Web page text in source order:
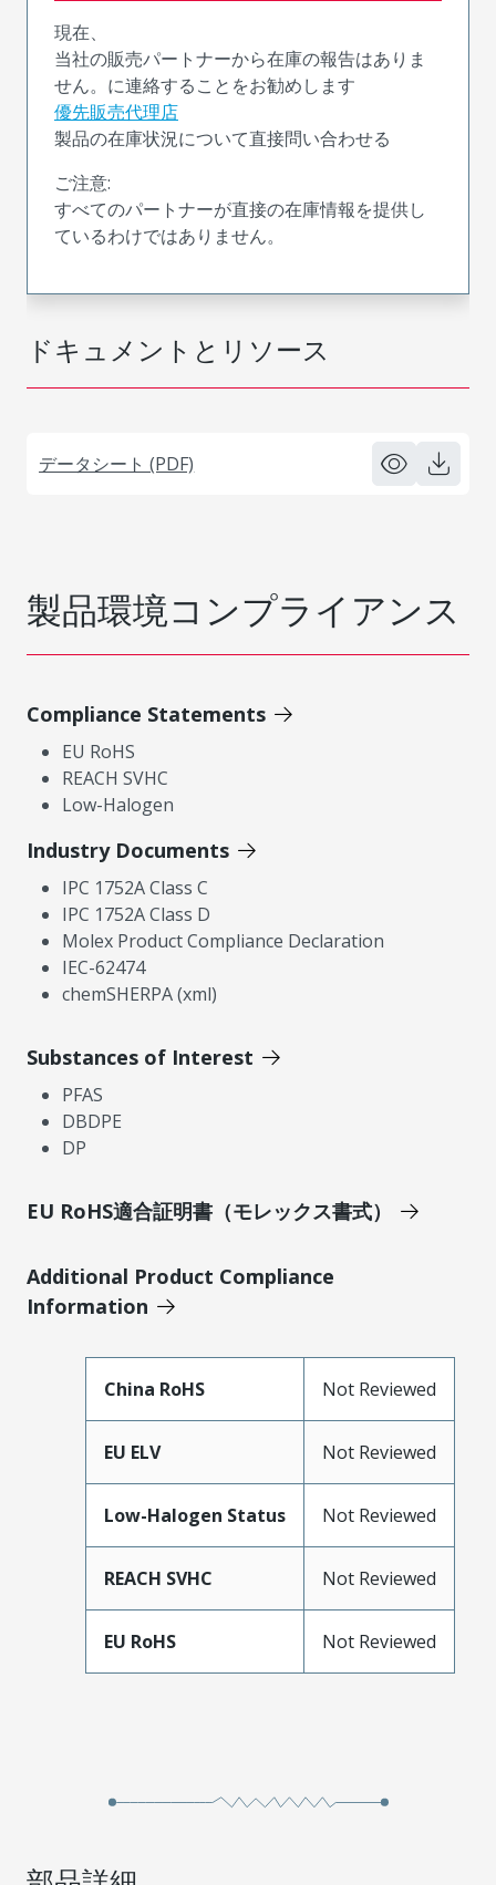
ドキュメントとリソース
データシート (PDF)
現在、
当社の販売パートナーから在庫の報告はありま
せん。に連絡することをお勧めします
優先販売代理店
製品の在庫状況について直接問い合わせる
ご注意:
すべてのパートナーが直接の在庫情報を提供し
ているわけではありません。
製品環境コンプライアンス
Compliance Statements
EU RoHS
REACH SVHC
Low-Halogen
Industry Documents
IPC 1752A Class C
IPC 1752A Class D
Molex Product Compliance Declaration
IEC-62474
chemSHERPA (xml)
Substances of Interest
PFAS
DBDPE
DP
EU RoHS適合証明書（モレックス書式）
Additional Product Compliance
Information
China RoHS Not Reviewed
EU ELV Not Reviewed
Low-Halogen Status Not Reviewed
REACH SVHC Not Reviewed
EU RoHS Not Reviewed